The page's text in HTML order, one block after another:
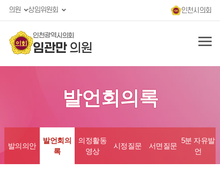
의원 상임위원회 인천시의회
인천광역시의회
임관만의원
발언회의록
발의의안
발언회의
록
의정활동
영상
시정질문 서면질문
5분 자유발
언